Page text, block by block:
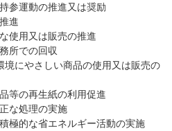
参運動の推進又は奨励
進
使用又は販売の推進
所での回収
境にやさしい商品の使用又は販売の
等の再生紙の利用促進
な処理の実施
極的な省エネルギー活動の実施